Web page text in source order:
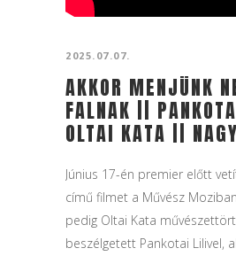
2025.07.07.
AKKOR MENJÜNK
FALNAK ||
OLTAI KATA ||
Június 17-én premier előtt
című filmet a Művész
pedig Oltai Kata
beszélgetett Pankotai Lilivel,